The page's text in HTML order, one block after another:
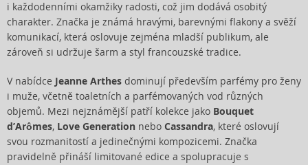
i každodenními okamžiky radosti, což jim dodává osobitý
charakter. Značka je známá hravými, barevnými flakony a svěží
komunikací, která oslovuje zejména mladší publikum, ale
zároveň si udržuje šarm a styl francouzské tradice.
V nabídce Jeanne Arthes dominují především parfémy pro ženy
i muže, včetně toaletních a parfémovaných vod různých
objemů. Mezi nejznámější patří kolekce jako Bouquet
d’Arômes, Love Generation nebo Cassandra, které oslovují
svou rozmanitostí a jedinečnými kompozicemi. Značka
pravidelně přináší limitované edice a spolupracuje s